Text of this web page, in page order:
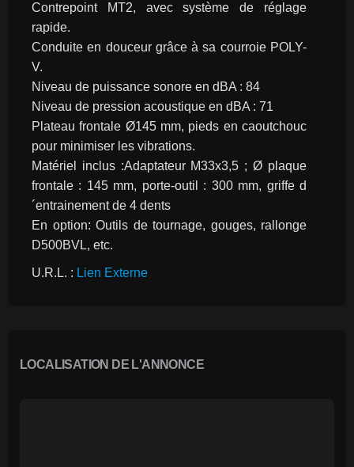
Contrepoint MT2, avec système de réglage
rapide.
Conduite en douceur grâce à sa courroie POLY-
V.
Niveau de puissance sonore en dBA : 84
Niveau de pression acoustique en dBA : 71
Plateau frontale Ø145 mm, pieds en caoutchouc
pour minimiser les vibrations.
Matériel inclus :Adaptateur M33x3,5 ; Ø plaque
frontale : 145 mm, porte-outil : 300 mm, griffe d
´entrainement de 4 dents
En option: Outils de tournage, gouges, rallonge
D500BVL, etc.
U.R.L. : Lien Externe
LOCALISATION DE L'ANNONCE